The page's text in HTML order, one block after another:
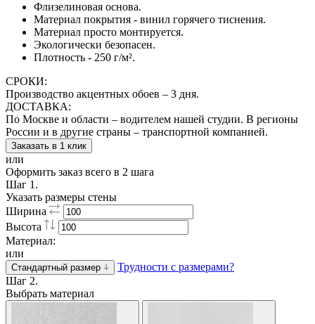
Флизелиновая основа.
Материал покрытия - винил горячего тиснения.
Материал просто монтируется.
Экологически безопасен.
Плотность - 250 г/м².
СРОКИ:
Производство акцентных обоев – 3 дня.
ДОСТАВКА:
По Москве и области – водителем нашей студии. В регионы
России и в другие страны – транспортной компанией.
Заказать в 1 клик
или
Оформить заказ всего в 2 шага
Шаг 1.
Указать размеры стены
Ширина
Высота
Материал:
или
Стандартный размер
Трудности с размерами?
Шаг 2.
Выбрать материал